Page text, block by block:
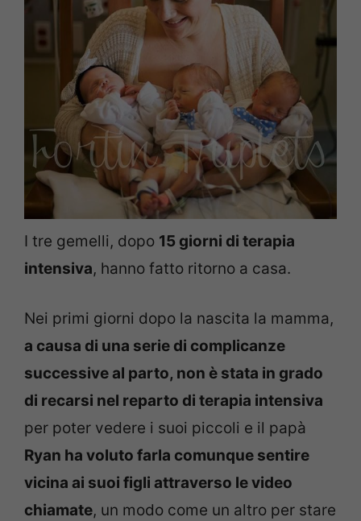
I tre gemelli, dopo 15 giorni di terapia
intensiva, hanno fatto ritorno a casa.
Nei primi giorni dopo la nascita la mamma,
a causa di una serie di complicanze
successive al parto, non è stata in grado
di recarsi nel reparto di terapia intensiva
per poter vedere i suoi piccoli e il papà
Ryan ha voluto farla comunque sentire
vicina ai suoi figli attraverso le video
chiamate, un modo come un altro per stare